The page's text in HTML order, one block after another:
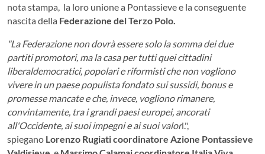
nota stampa, la loro unione a Pontassieve e la conseguente
nascita della Federazione del Terzo Polo.
"La Federazione non dovrà essere solo la somma dei due
partiti promotori, ma la casa per tutti quei cittadini
liberaldemocratici, popolari e riformisti che non vogliono
vivere in un paese populista fondato sui sussidi, bonus e
promesse mancate e che, invece, vogliono rimanere,
convintamente, tra i grandi paesi europei, ancorati
all'Occidente, ai suoi impegni e ai suoi valori.",
spiegano Lorenzo Rugiati coordinatore Azione Pontassieve